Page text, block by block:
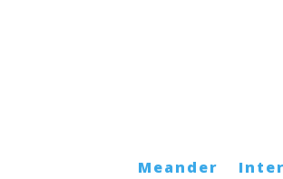
Meander